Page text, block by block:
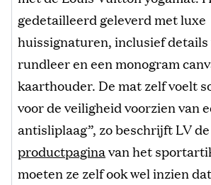
gedetailleerd geleverd met luxe
huissignaturen, inclusief
rundleer en een monogram
kaarthouder. De mat zelf voelt
voor de veiligheid voorzien van
antisliplaag”, zo beschrijft LV
productpaginavan het
moeten ze zelf ook wel inzien